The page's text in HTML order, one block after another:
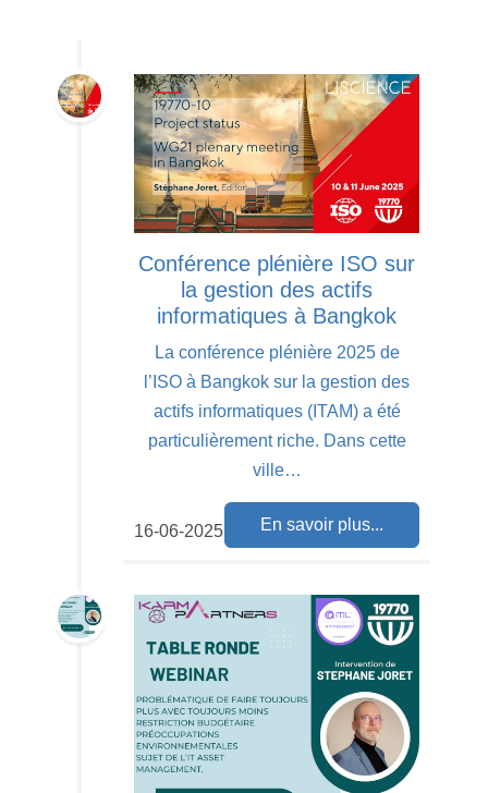
Conférence plénière ISO sur
la gestion des actifs
informatiques à Bangkok
La conférence plénière 2025 de
l’ISO à Bangkok sur la gestion des
actifs informatiques (ITAM) a été
particulièrement riche. Dans cette
ville…
En savoir plus...
16-06-2025